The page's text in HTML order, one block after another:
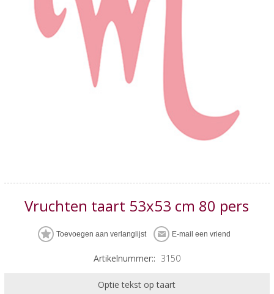
Vruchten taart 53x53 cm 80 pers
Artikelnummer:: 3150
Optie tekst op taart